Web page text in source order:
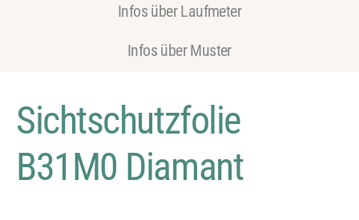
Infos über Laufmeter
Infos über Muster
Sichtschutzfolie
B31M0 Diamant